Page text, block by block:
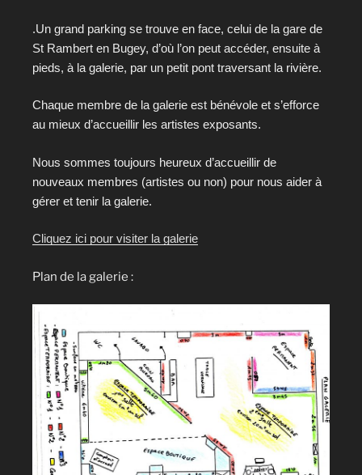
.Un grand parking se trouve en face, celui de la gare de
St Rambert en Bugey, d’où l’on peut accéder, ensuite à
pieds, à la galerie, par un petit pont traversant la rivière.
Chaque membre de la galerie est bénévole et s’efforce
au mieux d’accueillir les artistes exposants.
Nous sommes toujours heureux d’accueillir de
nouveaux membres (artistes ou non) pour nous aider à
gérer et tenir la galerie.
Cliquez ici pour visiter la galerie
Plan de la galerie :